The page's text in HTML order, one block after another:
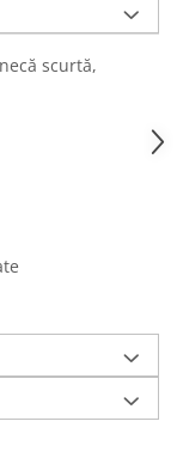
scurtă,